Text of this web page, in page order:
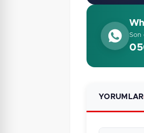
Son
YORUMLAR